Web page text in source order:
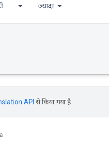
ज़्यादा
API से किया गया है.